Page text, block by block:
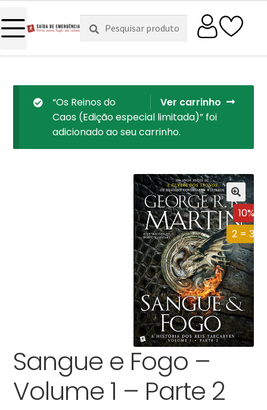
Pesquisar
por:
Pesquisa
Ver carrinho
“Os Reinos do
Caos (Edição especial limitada)” foi
adicionado ao seu carrinho.
10%
2 = 3
Sangue e Fogo –
Volume 1 – Parte 2